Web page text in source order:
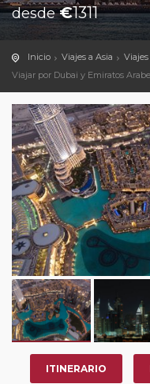
desde€1311
Inicio Viajes a Asia
Viajar por Dubai y Emiratos
ITINERARIO